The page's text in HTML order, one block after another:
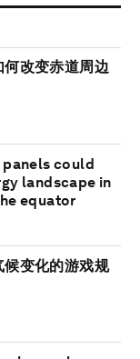
改变赤道周边
could
landscape in
equator
候变化的游戏规